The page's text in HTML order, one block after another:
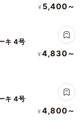
¥ 5,400～
キ 4号
¥ 4,830～
キ 4号
¥ 4,800～